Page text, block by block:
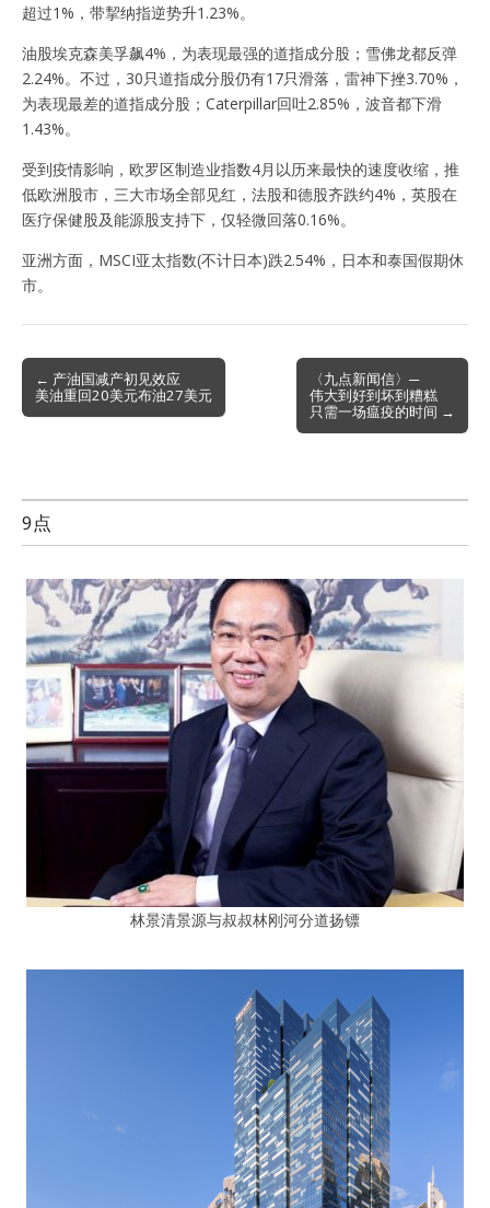
超过1%，带挈纳指逆势升1.23%。
油股埃克森美孚飙4%，为表现最强的道指成分股；雪佛龙都反弹
2.24%。不过，30只道指成分股仍有17只滑落，雷神下挫3.70%，
为表现最差的道指成分股；Caterpillar回吐2.85%，波音都下滑
1.43%。
受到疫情影响，欧罗区制造业指数4月以历来最快的速度收缩，推
低欧洲股市，三大市场全部见红，法股和德股齐跌约4%，英股在
医疗保健股及能源股支持下，仅轻微回落0.16%。
亚洲方面，MSCI亚太指数(不计日本)跌2.54%，日本和泰国假期休
市。
Post
navigation
← 产油国减产初见效应
美油重回20美元布油27美元
〈九点新闻信〉─
伟大到好到坏到糟糕
只需一场瘟疫的时间 →
9点
林景清景源与叔叔林刚河分道扬镖